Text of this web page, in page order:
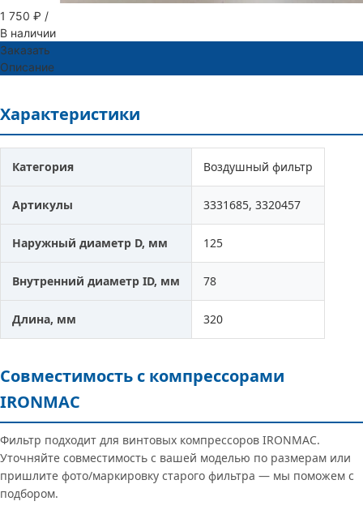
1 750 ₽ /
В наличии
Заказать
Описание
Характеристики
Категория Воздушный фильтр
Артикулы 3331685, 3320457
Наружный диаметр D, мм 125
Внутренний диаметр ID, мм 78
Длина, мм 320
Совместимость с компрессорами
IRONMAC
Фильтр подходит для винтовых компрессоров IRONMAC.
Уточняйте совместимость с вашей моделью по размерам или
пришлите фото/маркировку старого фильтра — мы поможем с
подбором.